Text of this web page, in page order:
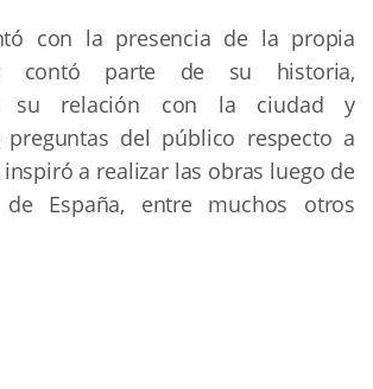
con la presencia de la propia
contó parte de su historia,
su relación con la ciudad y
preguntas del público respecto a
a realizar las obras luego de
España, entre muchos otros